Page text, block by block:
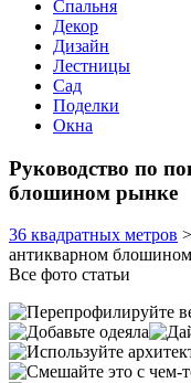
Спальня
Декор
Дизайн
Лестницы
Сад
Поделки
Окна
Руководство по
блошином рынке
36 квадратных метров >
антикварном
Все фото статьи